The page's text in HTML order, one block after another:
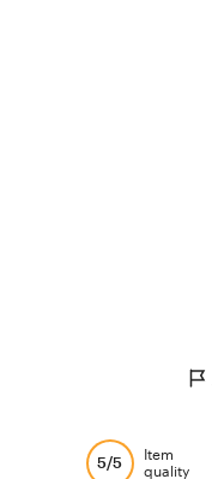
5/5
Item
quality